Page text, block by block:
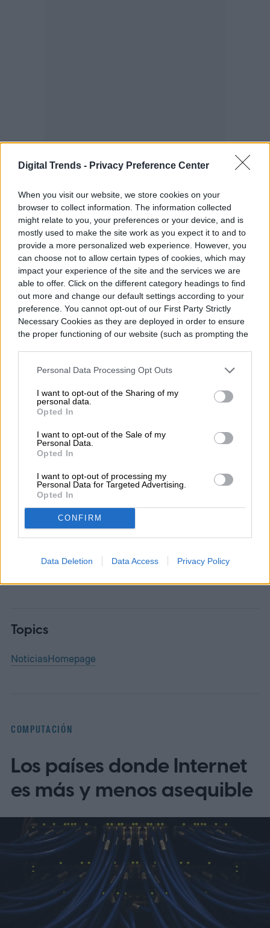
Digital Trends - Privacy Preference Center
When you visit our website, we store cookies on your
browser to collect information. The information collected
might relate to you, your preferences or your device, and is
mostly used to make the site work as you expect it to and to
provide a more personalized web experience. However, you
can choose not to allow certain types of cookies, which may
impact your experience of the site and the services we are
able to offer. Click on the different category headings to find
out more and change our default settings according to your
preference. You cannot opt-out of our First Party Strictly
Necessary Cookies as they are deployed in order to ensure
the proper functioning of our website (such as prompting the
Personal Data Processing Opt Outs
I want to opt-out of the Sharing of my
personal data.
Opted In
I want to opt-out of the Sale of my
Personal Data.
Opted In
I want to opt-out of processing my
Personal Data for Targeted Advertising.
Opted In
CONFIRM
Data Deletion Data Access Privacy Policy
Para mí, el concepto suena similar a la
pantalla secundaria de los portátiles
Zephyrus Duo. Asus ha llevado
escritorio, pero con un enfoque más
refinado e intencionado.
Senior Editor
Diego Bastarrica es Senior Editor y Head of
Content en Digital Trends en Español,
donde lidera la estrategia editorial, SEO…
Topics
NoticiasHomepage
COMPUTACIÓN
Los países donde Internet
es más y menos asequible